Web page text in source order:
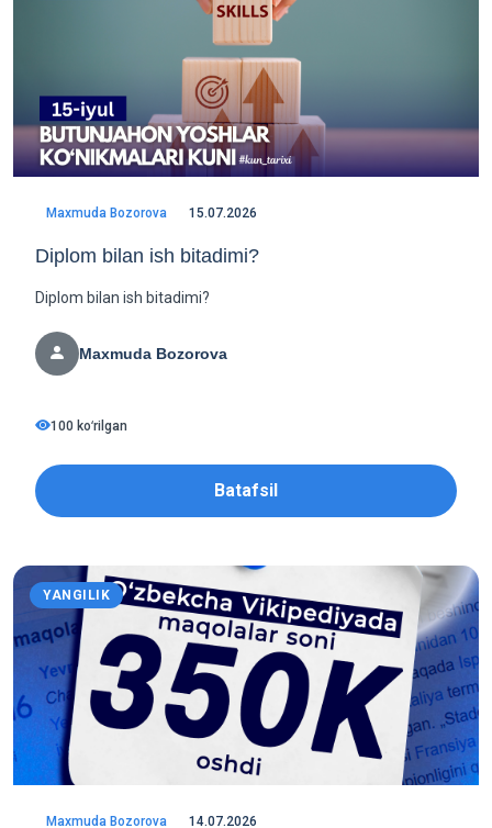
Maxmuda Bozorova 15.07.2026
Diplom bilan ish bitadimi?
Diplom bilan ish bitadimi?
Maxmuda Bozorova
100 koʻrilgan
Batafsil
YANGILIK
Maxmuda Bozorova 14.07.2026